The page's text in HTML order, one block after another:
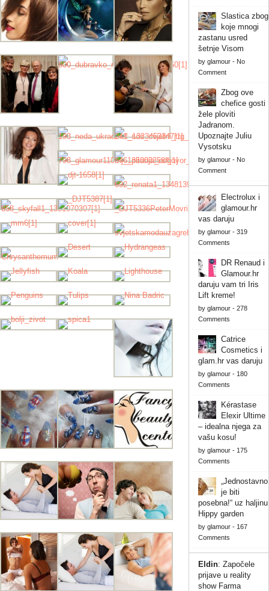
Slastica zbog
koje mnogi
zastanu usred
šetnje Visom
by glamour- No
Comment
Zbog ove
chefice gosti
žele ploviti
Jadranom.
Upoznajte Juliu
Vysotsku
by glamour- No
Comment
Electrolux i
glamour.hr
vas daruju
by glamour- 319
Comments
DR Renaud i
Glamour.hr
daruju vam tri Iris
Lift kreme!
by glamour- 278
Comments
Catrice
Cosmetics i
glam.hr vas daruju
by glamour- 180
Comments
Kérastase
Elexir Ultime
– idealna njega za
vašu kosu!
by glamour- 175
Comments
„Jednostavno
je biti
posebna!“ uz haljinu
Hippy garden
by glamour- 167
Comments
Eldin: Započele
prijave u reality
show Farma